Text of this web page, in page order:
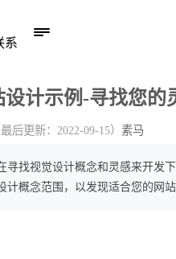
系
设计示例-寻找您的
最后更新： 2022-09-15） 素马
寻找视觉设计概念和灵感来开发
计概念范围，以发现适合您的网站